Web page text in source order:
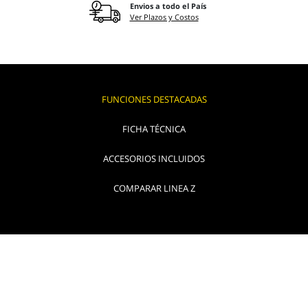
Envios a todo el País
Ver Plazos y Costos
FUNCIONES DESTACADAS
FICHA TÉCNICA
ACCESORIOS INCLUIDOS
COMPARAR LINEA Z